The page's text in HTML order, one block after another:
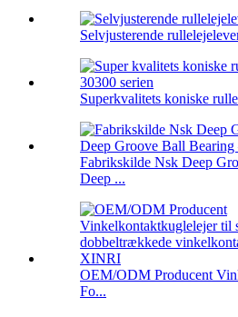
Selvjusterende
Superkvalitets koniske
Fabrikskilde Nsk Deep
Deep ...
OEM/ODM Producent
Fo...